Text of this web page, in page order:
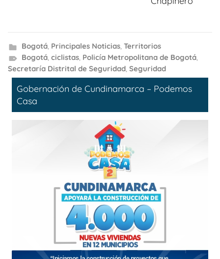
Bogotá, Principales Noticias, Territorios
Bogotá, ciclistas, Policía Metropolitana de Bogotá,
Secretaría Distrital de Seguridad, Seguridad
Gobernación de Cundinamarca – Podemos
Casa